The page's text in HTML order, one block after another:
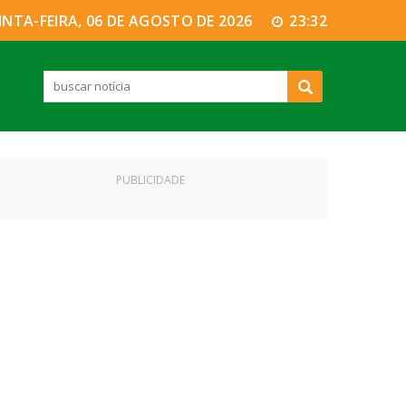
FEIRA, 06 DE AGOSTO DE 2026 23:32
PUBLICIDADE